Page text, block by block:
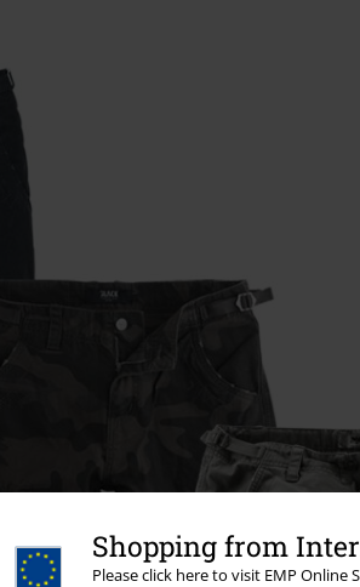
Shopping from
Please click here to visit EMP Online